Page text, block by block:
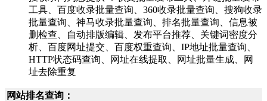
工具、百度收录批量查询、360收录批量查询、搜狗收录
批量查询、神马收录批量查询、排名批量查询、信息被
删检查、自动排版编辑、发布平台推荐、关键词密度分
析、百度网址提交、百度权重查询、IP地址批量查询、
HTTP状态码查询、网址在线提取、网址批量生成、网
址去除重复
网站排名查询：